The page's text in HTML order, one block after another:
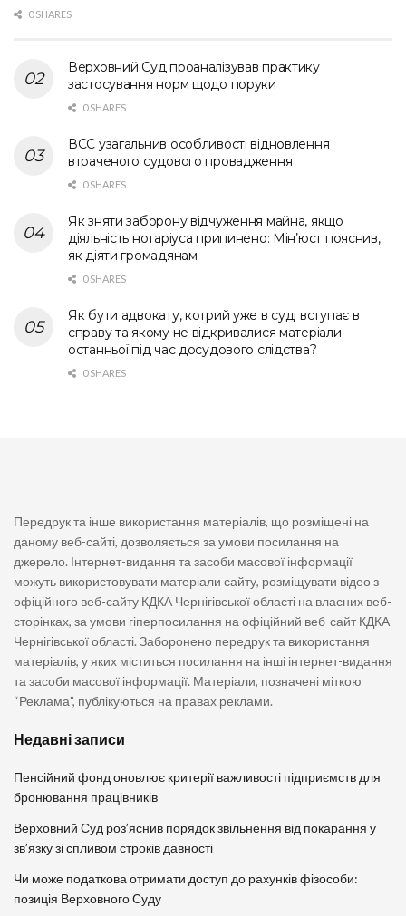
0 SHARES
Верховний Суд проаналізував практику
застосування норм щодо поруки
0 SHARES
ВСС узагальнив особливості відновлення
втраченого судового провадження
0 SHARES
Як зняти заборону відчуження майна, якщо
діяльність нотаріуса припинено: Мін’юст пояснив,
як діяти громадянам
0 SHARES
Як бути адвокату, котрий уже в суді вступає в
справу та якому не відкривалися матеріали
останньої під час досудового слідства?
0 SHARES
Передрук та інше використання матеріалів, що розміщені на
даному веб-сайті, дозволяється за умови посилання на
джерело. Інтернет-видання та засоби масової інформації
можуть використовувати матеріали сайту, розміщувати відео з
офіційного веб-сайту КДКА Чернігівської області на власних веб-
сторінках, за умови гіперпосилання на офіційний веб-сайт КДКА
Чернігівської області. Заборонено передрук та використання
матеріалів, у яких міститься посилання на інші інтернет-видання
та засоби масової інформації. Матеріали, позначені міткою
“Реклама”, публікуються на правах реклами.
Недавні записи
Пенсійний фонд оновлює критерії важливості підприємств для
бронювання працівників
Верховний Суд роз’яснив порядок звільнення від покарання у
зв’язку зі спливом строків давності
Чи може податкова отримати доступ до рахунків фізособи:
позиція Верховного Суду